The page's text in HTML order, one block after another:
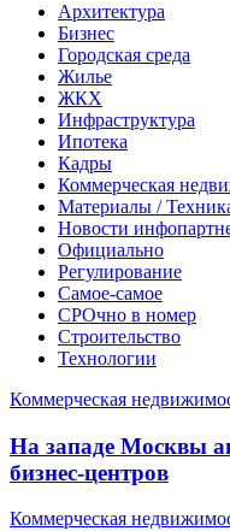
Архитектура
Бизнес
Городская среда
Жилье
ЖКХ
Инфраструктура
Ипотека
Кадры
Коммерческая
Материалы /
Новости
Официально
Регулирование
Самое-самое
СРОчно в номер
Строительство
Технологии
Коммерческая
На западе Москвы
бизнес-центров
Коммерческая